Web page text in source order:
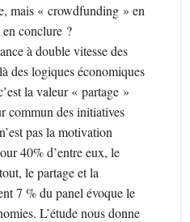
mais « crowdfunding » en
conclure ?
à double vitesse des
des logiques économiques
la valeur « partage »
commun des initiatives
pas la motivation
40% d’entre eux, le
le partage et la
7 % du panel évoque le
L’étude nous donne